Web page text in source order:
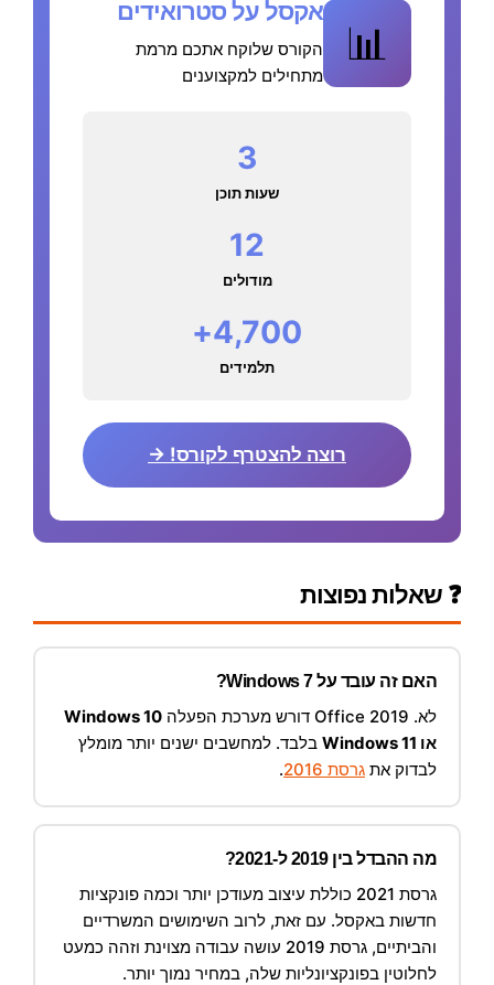
📊
אקסל על סטרואידים
הקורס שלוקח אתכם מרמת
מתחילים למקצוענים
3
שעות תוכן
12
מודולים
4,700+
תלמידים
רוצה להצטרף לקורס! →
❓ שאלות נפוצות
האם זה עובד על Windows 7?
לא. Office 2019 דורש מערכת הפעלה
Windows 10
או Windows 11
בלבד. למחשבים ישנים יותר מומלץ
לבדוק את גרסת 2016 .
מה ההבדל בין 2019 ל-2021?
גרסת 2021 כוללת עיצוב מעודכן יותר וכמה פונקציות
חדשות באקסל. עם זאת, לרוב השימושים המשרדיים
והביתיים, גרסת 2019 עושה עבודה מצוינת וזהה כמעט
לחלוטין בפונקציונליות שלה, במחיר נמוך יותר.